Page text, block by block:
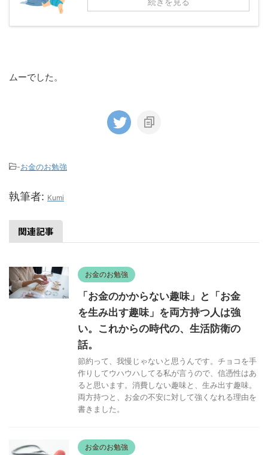
ムーでした。
-お金のお勉強
執筆者: Kumi
関連記事
お金のお勉強
「お金のかからない趣味」と「お金
を生み出す趣味」を両方持つ人は強
い。これからの時代の、生活防衛の
話。
節約って、我慢じゃないと思うんです。チョコを手
作りしてウハウハしてる私が言うので、信憑性はあ
ると思います。消費しない趣味と、生み出す趣味。
両方持つと、お金の不安に対して強くなれる理由を
書きました。
お金のお勉強